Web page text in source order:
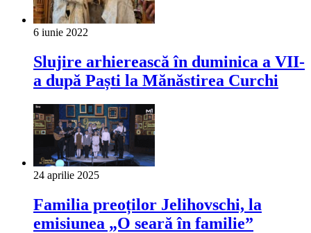
6 iunie 2022
Slujire arhierească în duminica a VII-
a după Paști la Mănăstirea Curchi
24 aprilie 2025
Familia preoților Jelihovschi, la
emisiunea „O seară în familie”